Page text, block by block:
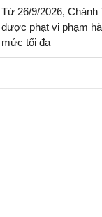
Từ 26/9/2026, Chánh
được phạt vi phạm
mức tối đa